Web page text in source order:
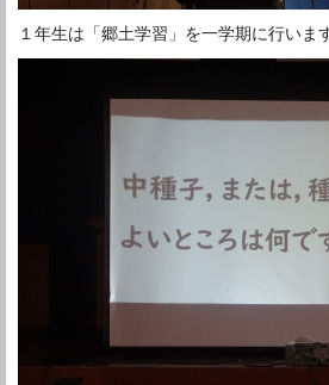
１年生は「郷土学習」を一学期に行いま